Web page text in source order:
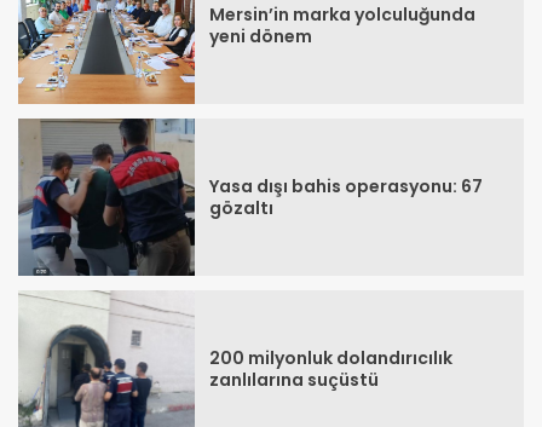
Mersin’in marka yolculuğunda
yeni dönem
Yasa dışı bahis operasyonu: 67
gözaltı
200 milyonluk dolandırıcılık
zanlılarına suçüstü